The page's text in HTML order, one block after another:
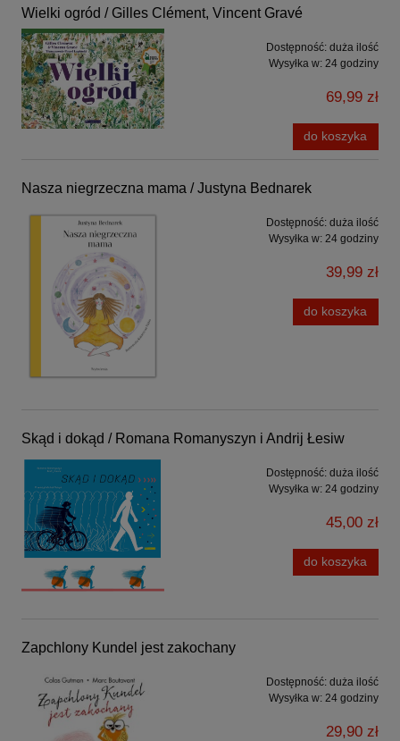
Wielki ogród / Gilles Clément, Vincent Gravé
Dostępność: duża ilość
Wysyłka w: 24 godziny
69,99 zł
do koszyka
Nasza niegrzeczna mama / Justyna Bednarek
Dostępność: duża ilość
Wysyłka w: 24 godziny
39,99 zł
do koszyka
Skąd i dokąd / Romana Romanyszyn i Andrij Łesiw
Dostępność: duża ilość
Wysyłka w: 24 godziny
45,00 zł
do koszyka
Zapchlony Kundel jest zakochany
Dostępność: duża ilość
Wysyłka w: 24 godziny
29,90 zł